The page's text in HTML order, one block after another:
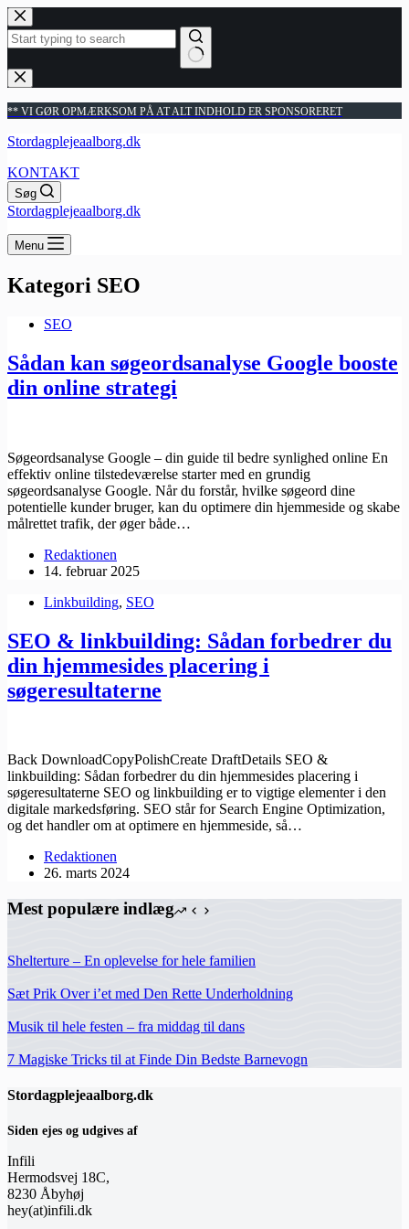
Fortsæt
til
indhold
Ingen
resultater
** VI GØR OPMÆRKSOM PÅ AT ALT INDHOLD ER SPONSORERET
Stordagplejeaalborg.dk
KONTAKT
Søg
Stordagplejeaalborg.dk
Menu
Kategori SEO
SEO
Sådan kan søgeordsanalyse Google booste
din online strategi
Søgeordsanalyse Google – din guide til bedre synlighed online En
effektiv online tilstedeværelse starter med en grundig
søgeordsanalyse Google. Når du forstår, hvilke søgeord dine
potentielle kunder bruger, kan du optimere din hjemmeside og skabe
målrettet trafik, der øger både…
Redaktionen
14. februar 2025
Linkbuilding, SEO
SEO & linkbuilding: Sådan forbedrer du
din hjemmesides placering i
søgeresultaterne
Back DownloadCopyPolishCreate DraftDetails SEO &
linkbuilding: Sådan forbedrer du din hjemmesides placering i
søgeresultaterne SEO og linkbuilding er to vigtige elementer i den
digitale markedsføring. SEO står for Search Engine Optimization,
og det handler om at optimere en hjemmeside, så…
Redaktionen
26. marts 2024
Mest populære indlæg
Shelterture – En oplevelse for hele familien
Sæt Prik Over i’et med Den Rette Underholdning
Musik til hele festen – fra middag til dans
7 Magiske Tricks til at Finde Din Bedste Barnevogn
Stordagplejeaalborg.dk
Siden ejes og udgives af
Infili
Hermodsvej 18C,
8230 Åbyhøj
hey(at)infili.dk